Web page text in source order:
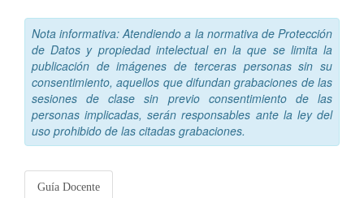
Nota informativa: Atendiendo a la normativa de Protección
de Datos y propiedad intelectual en la que se limita la
publicación de imágenes de terceras personas sin su
consentimiento, aquellos que difundan grabaciones de las
sesiones de clase sin previo consentimiento de las
personas implicadas, serán responsables ante la ley del
uso prohibido de las citadas grabaciones.
Guía Docente